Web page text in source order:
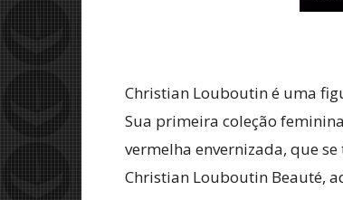
Christian Louboutin é uma
Sua primeira coleção
vermelha envernizada, que
Christian Louboutin Beauté,